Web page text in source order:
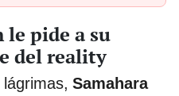
le pide a su
del reality
Samahara